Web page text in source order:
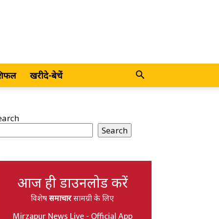
खरीदे-बेचें
Search
आज ही डाउनलोड करें
विशेषसमाचारसामग्री के लिए